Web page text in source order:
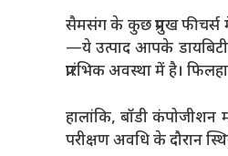
सैमसंग के कुछ प्रमुख फीचर्स
—ये उत्पाद आपके
प्रारंभिक अवस्था में है।
हालांकि, बॉडी
परीक्षण अवधि के दौरान